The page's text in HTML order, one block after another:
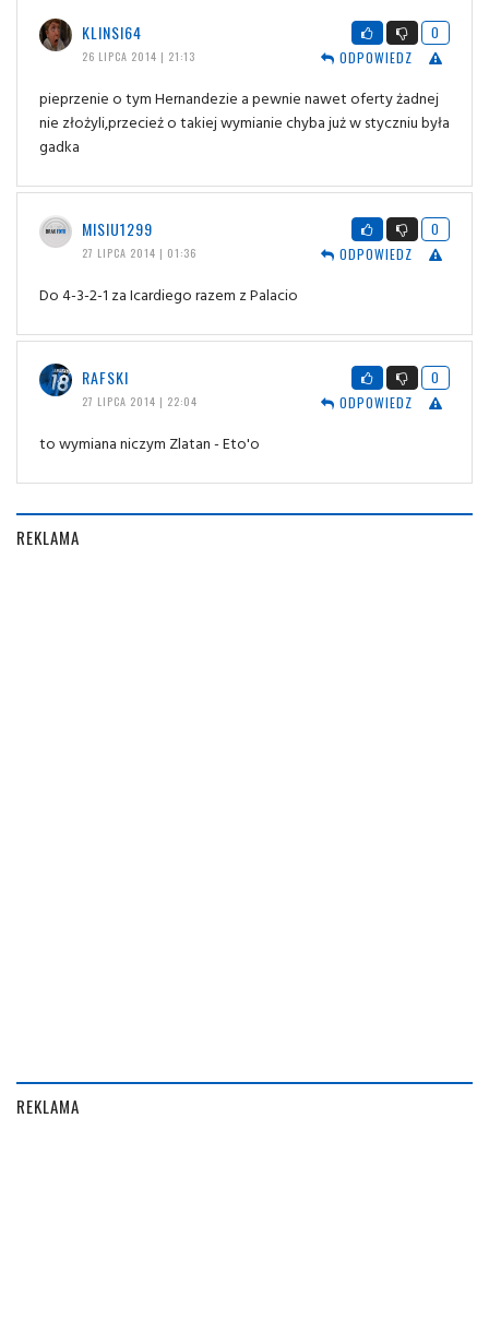
KLINSI64
26 LIPCA 2014 | 21:13
0
ODPOWIEDZ
pieprzenie o tym Hernandezie a pewnie nawet oferty żadnej
nie złożyli,przecież o takiej wymianie chyba już w styczniu była
gadka
MISIU1299
27 LIPCA 2014 | 01:36
0
ODPOWIEDZ
Do 4-3-2-1 za Icardiego razem z Palacio
RAFSKI
27 LIPCA 2014 | 22:04
0
ODPOWIEDZ
to wymiana niczym Zlatan - Eto'o
REKLAMA
REKLAMA